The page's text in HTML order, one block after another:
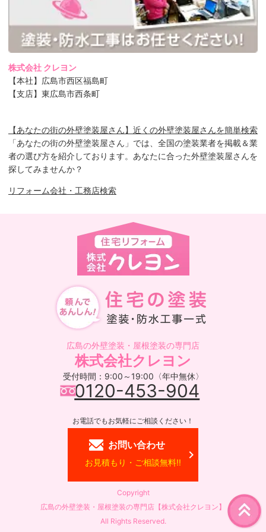
株式会社 クレヨン
【本社】広島市西区福島町
【支店】東広島市西条町
【あなたの街の外壁塗装屋さん】近くの外壁塗装屋さんを簡単検索
「あなたの街の外壁塗装屋さん」では、全国の塗装業者を掲載＆業
者の選び方を紹介しております。あなたに合った外壁塗装屋さんを
探してみませんか？
リフォーム会社・工務店検索
広島の外壁塗装・屋根塗装の専門店
株式会社クレヨン
受付時間：9:00～19:00〈年中無休〉
0120-453-904
お電話でもお気軽にご相談ください！
お問い合わせ
お見積もり・ご相談無料!!
Copyright
広島の外壁塗装・屋根塗装の専門店【株式会社クレヨン】
All Rights Reserved.